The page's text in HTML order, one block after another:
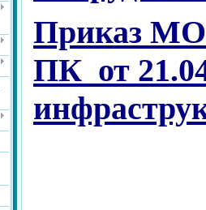
Приказ МО
ПК от